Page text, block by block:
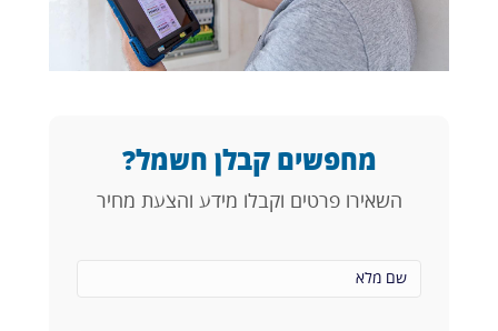
מחפשים קבלן חשמל?
השאירו פרטים וקבלו מידע והצעת מחיר
מלא